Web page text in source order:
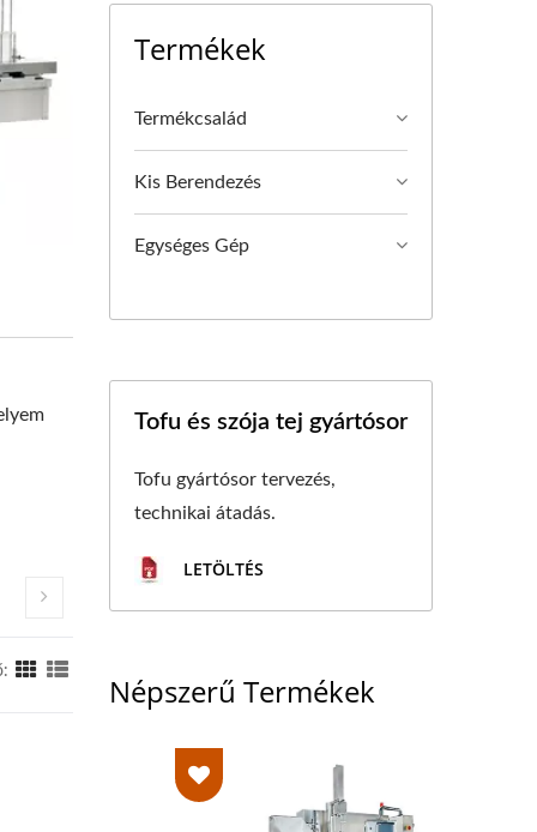
Termékek
Termékcsalád
Kis Berendezés
Egységes Gép
Tofu és szója tej gyártósor
Tofu gyártósor tervezés,
technikai átadás.
LETÖLTÉS
Népszerű Termékek